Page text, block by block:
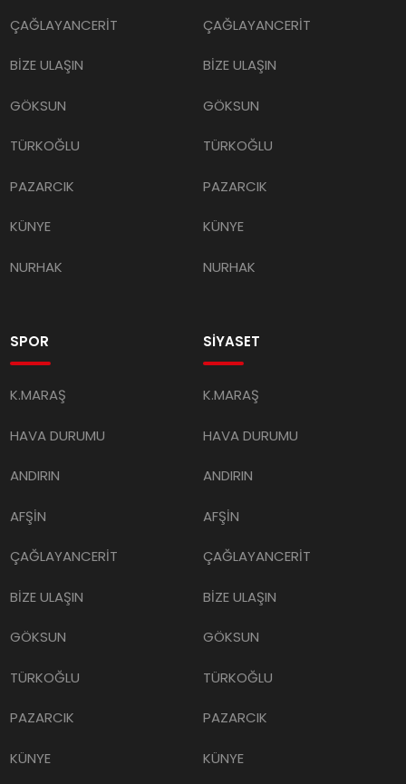
ÇAĞLAYANCERİT
BİZE ULAŞIN
GÖKSUN
TÜRKOĞLU
PAZARCIK
KÜNYE
NURHAK
ÇAĞLAYANCERİT
BİZE ULAŞIN
GÖKSUN
TÜRKOĞLU
PAZARCIK
KÜNYE
NURHAK
SPOR
K.MARAŞ
HAVA DURUMU
ANDIRIN
AFŞİN
ÇAĞLAYANCERİT
BİZE ULAŞIN
GÖKSUN
TÜRKOĞLU
PAZARCIK
KÜNYE
SİYASET
K.MARAŞ
HAVA DURUMU
ANDIRIN
AFŞİN
ÇAĞLAYANCERİT
BİZE ULAŞIN
GÖKSUN
TÜRKOĞLU
PAZARCIK
KÜNYE